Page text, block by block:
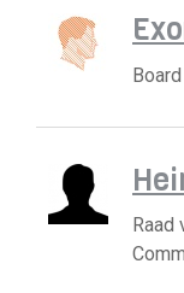
Raad